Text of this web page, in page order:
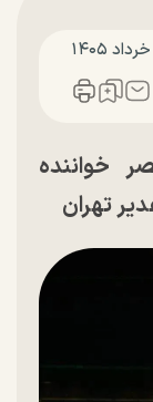
خواننده
تهران